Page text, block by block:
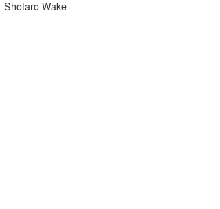
Shotaro Wake